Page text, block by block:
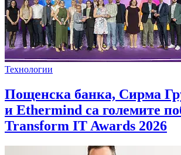
Технологии
Пощенска банка, Сирма
и Ethermind са големите
Transform IT Awards 2026